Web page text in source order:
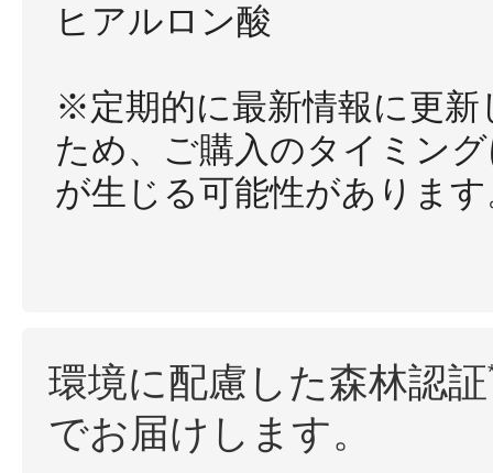
ヒアルロン酸
※定期的に最新情報に更新
ため、ご購入のタイミン
が生じる可能性がありま
環境に配慮した森林認証
でお届けします。